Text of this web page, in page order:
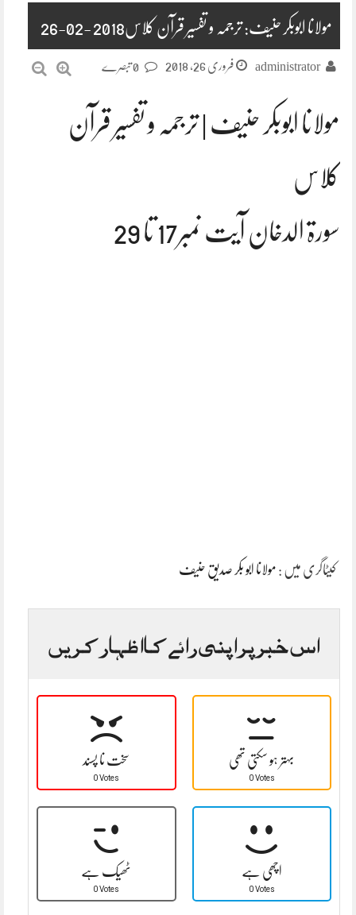
مولانا ابوبکر حنیف: ترجمہ و تفسیر قرآن کلاس2018 -02-26
administrator فروری 26, 2018
مولانا ابوبکر حنیف | ترجمہ و تفسیر قرآن
کلاس
سورۃ الدخان آیت نمبر17 تا 29
کیٹاگری میں : مولانا ابو بکر صدیق حنیف
اس خبر پر اپنی رائے کا اظہار کریں
سخت نا پسند
0 Votes
بہتر ہو سکتی تھی
0 Votes
ٹھیک ہے
0 Votes
اچھی ہے
0 Votes